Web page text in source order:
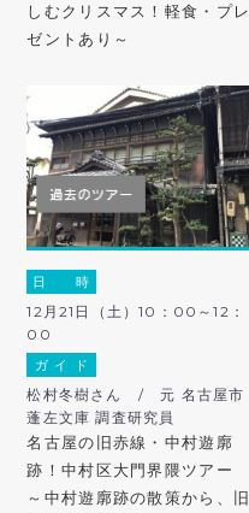
しむクリスマス！軽食・プレ
ゼントあり～
日 時
12月21日（土）10：00～12：
00
ガ イ ド
松村冬樹さん / 元 名古屋市
蓬左文庫 調査研究員
名古屋の旧赤線・中村遊廓
跡！中村区大門界隈ツアー
～中村遊廓跡の散策から、旧